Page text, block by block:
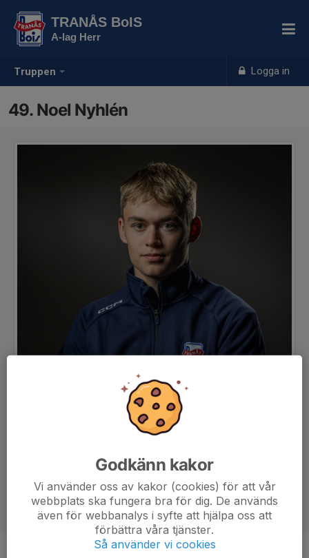
Truppen Logga in
TRANÅS BoIS
A-lag Herr
49. Noel Nyhlén
Godkänn kakor
Vi använder oss av kakor (cookies) för att vår
webbplats ska fungera bra för dig. De används
även för webbanalys i syfte att hjälpa oss att
förbättra våra tjänster.
Så använder vi cookies